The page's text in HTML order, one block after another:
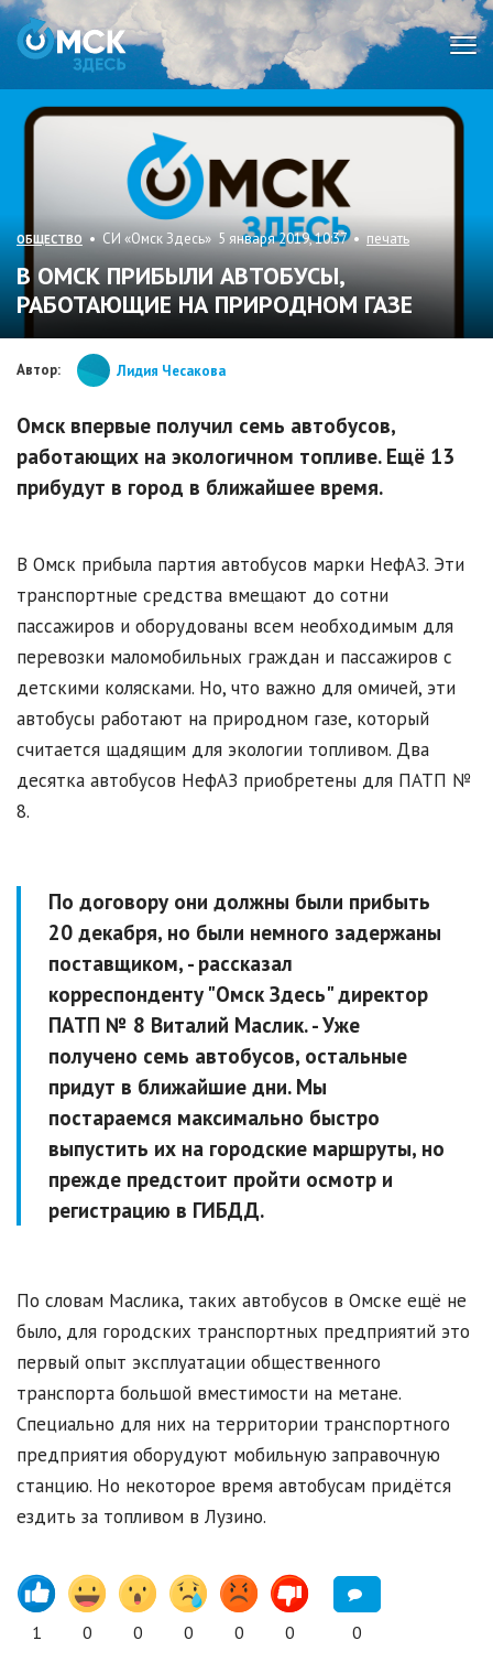
ОБЩЕСТВО • СИ «Омск Здесь» 5 января 2019, 10:37 • печать
В ОМСК ПРИБЫЛИ АВТОБУСЫ,
РАБОТАЮЩИЕ НА ПРИРОДНОМ ГАЗЕ
Автор: Лидия Чесакова
Омск впервые получил семь автобусов,
работающих на экологичном топливе. Ещё 13
прибудут в город в ближайшее время.
В Омск прибыла партия автобусов марки НефАЗ. Эти
транспортные средства вмещают до сотни
пассажиров и оборудованы всем необходимым для
перевозки маломобильных граждан и пассажиров с
детскими колясками. Но, что важно для омичей, эти
автобусы работают на природном газе, который
считается щадящим для экологии топливом. Два
десятка автобусов НефАЗ приобретены для ПАТП №
8.
По договору они должны были прибыть
20 декабря, но были немного задержаны
поставщиком, - рассказал
корреспонденту "Омск Здесь" директор
ПАТП № 8 Виталий Маслик. - Уже
получено семь автобусов, остальные
придут в ближайшие дни. Мы
постараемся максимально быстро
выпустить их на городские маршруты, но
прежде предстоит пройти осмотр и
регистрацию в ГИБДД.
По словам Маслика, таких автобусов в Омске ещё не
было, для городских транспортных предприятий это
первый опыт эксплуатации общественного
транспорта большой вместимости на метане.
Специально для них на территории транспортного
предприятия оборудуют мобильную заправочную
станцию. Но некоторое время автобусам придётся
ездить за топливом в Лузино.
1 0 0 0 0 0 0